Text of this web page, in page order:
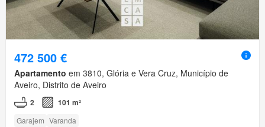
472 500 €
Apartamento em 3810, Glória e Vera Cruz, Município de
Aveiro, Distrito de Aveiro
2 101 m²
Garajem Varanda